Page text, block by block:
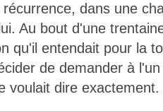
dans une
Au bout d'une
qu'il entendait pour la
de demander à
voulait dire exactement.